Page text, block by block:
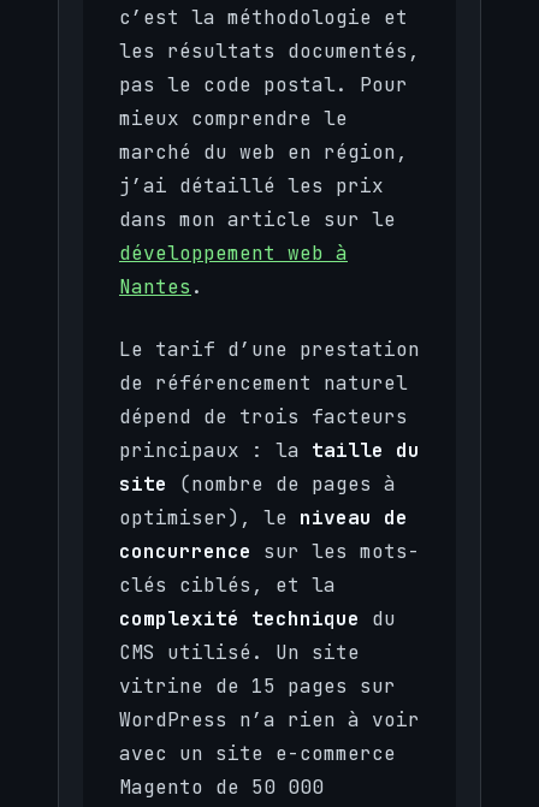
c’est la méthodologie et
les résultats documentés,
pas le code postal. Pour
mieux comprendre le
marché du web en région,
j’ai détaillé les prix
dans mon article sur le
développement web à
Nantes .
Le tarif d’une prestation
de référencement naturel
dépend de trois facteurs
principaux : la taille du
site (nombre de pages à
optimiser), le niveau de
concurrence sur les mots-
clés ciblés, et la
complexité technique du
CMS utilisé. Un site
vitrine de 15 pages sur
WordPress n’a rien à voir
avec un site e-commerce
Magento de 50 000